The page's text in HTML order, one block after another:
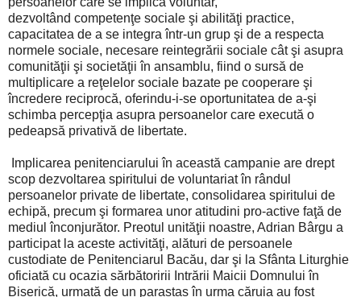
dezvoltând competenţe sociale şi abilităţi practice,
capacitatea de a se integra într-un grup şi de a respecta
normele sociale, necesare reintegrării sociale cât şi asupra
comunităţii şi societăţii în ansamblu, fiind o sursă de
multiplicare a reţelelor sociale bazate pe cooperare şi
încredere reciprocă, oferindu-i-se oportunitatea de a-şi
schimba percepţia asupra persoanelor care execută o
pedeapsă privativă de libertate.
Implicarea penitenciarului în această campanie are drept
scop dezvoltarea spiritului de voluntariat în rândul
persoanelor private de libertate, consolidarea spiritului de
echipă, precum şi formarea unor atitudini pro-active faţă de
mediul înconjurător. Preotul unităţii noastre, Adrian Bârgu a
participat la aceste activităţi, alături de persoanele
custodiate de Penitenciarul Bacău, dar şi la Sfânta Liturghie
oficiată cu ocazia sărbătoririi Intrării Maicii Domnului în
Biserică, urmată de un parastas în urma căruia au fost